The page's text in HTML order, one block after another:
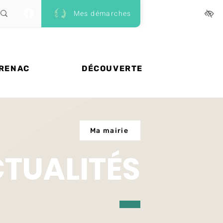
Mes démarches
DÉCOUVERTE
Ma mairie